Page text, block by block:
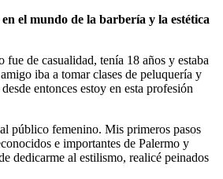
el mundo de la barbería y la estética
fue de casualidad, tenía 18 años y estaba
iba a tomar clases de peluquería y
entonces estoy en esta profesión
público femenino. Mis primeros pasos
e importantes de Palermo y
dedicarme al estilismo, realicé peinados